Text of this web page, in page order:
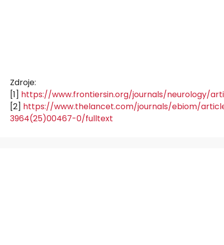
Zdroje:
[1] https://www.frontiersin.org/journals/neurology/
[2] https://www.thelancet.com/journals/ebiom/
3964(25)00467-0/fulltext